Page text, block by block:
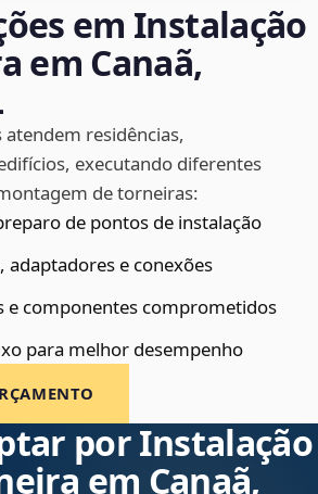
em Instalação
em Canaã,
atendem residências,
executando diferentes
de torneiras:
de pontos de instalação
adaptadores e conexões
e componentes comprometidos
para melhor desempenho
por Instalação
em Canaã,